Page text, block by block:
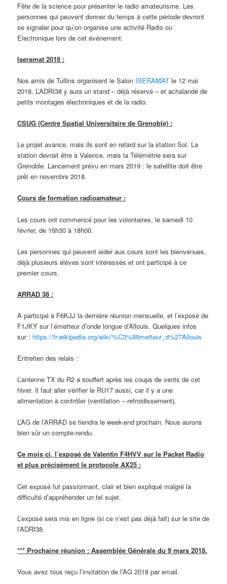
Fête de la science pour présenter le radio amateurisme. Les
personnes qui peuvent donner du temps à cette période devront
se signaler pour qu’on organise une activité Radio ou
Electronique lors de cet événement.
Iseramat 2018 :
Nos amis de Tullins organisent le Salon ISERAMAT le 12 mai
2018. L’ADRI38 y aura un stand – déjà réservé – et achalandé de
petits montages électroniques et de la radio.
CSUG (Centre Spatial Universitaire de Grenoble) :
Le projet avance, mais ils sont en retard sur la station Sol. La
station devrait être à Valence, mais la Télémétrie sera sur
Grenoble. Lancement prévu en mars 2019 : le satellite doit être
prêt en novembre 2018.
Cours de formation radioamateur :
Les cours ont commencé pour les volontaires, le samedi 10
février, de 16h30 à 18h00.
Les personnes qui peuvent aider aux cours sont les bienvenues,
déjà plusieurs élèves sont intéressés et ont participé à ce
premier cours.
ARRAD 38 :
A participé à F6KJJ la dernière réunion mensuelle, et l’exposé de
F1JKY sur l’émetteur d’onde longue d’Allouis. Quelques infos
sur : https://fr.wikipedia.org/wiki/%C3%89metteur_d%27Allouis
Entretien des relais :
L’antenne TX du R2 a souffert après les coups de vents de cet
hiver. Il faut aller vérifier le RU17 aussi, car il y a une
alimentation à contrôler (ventilation – refroidissement).
L’AG de l’ARRAD se tiendra le week-end prochain. Nous aurons
bien sûr un compte-rendu.
Ce mois ci, l’exposé de Valentin F4HVV sur le Packet Radio
et plus précisément le protocole AX25 :
Cet exposé fut passionnant, clair et bien expliqué malgré la
difficulté d’appréhender un tel sujet.
L’exposé sera mis en ligne (si ce n’est pas déjà fait) sur le site de
l’ADRI38.
*** Prochaine réunion : Assemblée Générale du 9 mars 2018.
Vous avez tous reçu l’invitation de l’AG 2018 par email.